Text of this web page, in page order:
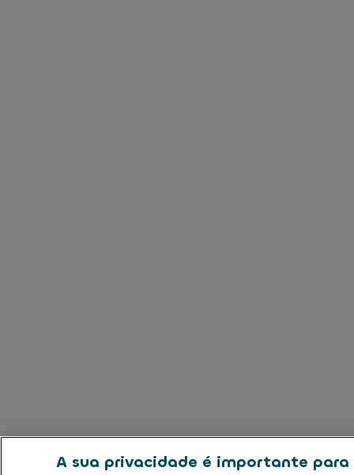
A sua privacidade é importante para